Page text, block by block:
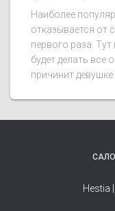
Наиболее
отказывается от
первого раза.
будет делать все
причинит
Hestia